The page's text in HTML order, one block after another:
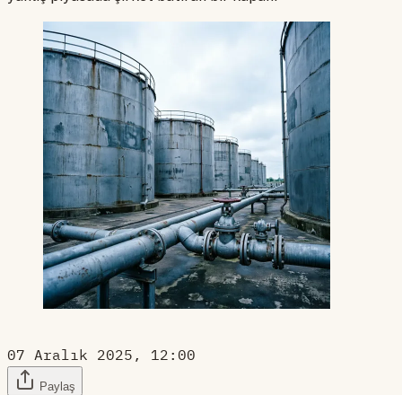
07 Aralık 2025, 12:00
Paylaş